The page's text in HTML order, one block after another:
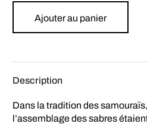
Ajouter au panier
Description
Dans la tradition des
l’assemblage des sabres